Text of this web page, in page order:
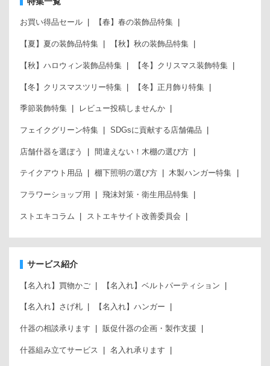
お買い得品セール 【春】春の装飾品特集
【夏】夏の装飾品特集 【秋】秋の装飾品特集
【秋】ハロウィン装飾品特集 【冬】クリスマス装飾特集
【冬】クリスマスツリー特集 【冬】正月飾り特集
季節装飾特集 レビュー投稿しませんか
フェイクグリーン特集 SDGsに貢献する店舗備品
店舗什器を選ぼう 間違えない！木棚の選び方
テイクアウト用品 棚下照明の選び方 木製ハンガー特集
フラワーショップ用 飛沫対策・衛生用品特集
ストエキコラム ストエキサイト改善委員会
サービス紹介
【名入れ】買物かご 【名入れ】ベルトパーティション
【名入れ】さげ札 【名入れ】ハンガー
什器の相談承ります 販促什器の企画・製作支援
什器組み立てサービス 名入れ承ります